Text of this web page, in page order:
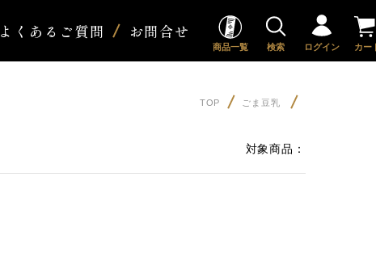
よくあるご質問 お問合せ
商品一覧 検索 ログイン カー
TOP ごま豆乳
対象商品：